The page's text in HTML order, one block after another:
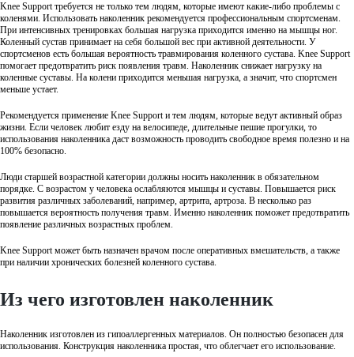
Knee Support требуется не только тем людям, которые имеют какие-либо проблемы с
коленями. Использовать наколенник рекомендуется профессиональным спортсменам.
При интенсивных тренировках большая нагрузка приходится именно на мышцы ног.
Коленный сустав принимает на себя большой вес при активной деятельности. У
спортсменов есть большая вероятность травмирования коленного сустава. Knee Support
помогает предотвратить риск появления травм. Наколенник снижает нагрузку на
коленные суставы. На колени приходится меньшая нагрузка, а значит, что спортсмен
меньше устает.
Рекомендуется применение Knee Support и тем людям, которые ведут активный образ
жизни. Если человек любит езду на велосипеде, длительные пешие прогулки, то
использования наколенника даст возможность проводить свободное время полезно и на
100% безопасно.
Люди старшей возрастной категории должны носить наколенник в обязательном
порядке. С возрастом у человека ослабляются мышцы и суставы. Повышается риск
развития различных заболеваний, например, артрита, артроза. В несколько раз
повышается вероятность получения травм. Именно наколенник поможет предотвратить
появление различных возрастных проблем.
Knee Support может быть назначен врачом после оперативных вмешательств, а также
при наличии хронических болезней коленного сустава.
Из чего изготовлен наколенник
Наколенник изготовлен из гипоаллергенных материалов. Он полностью безопасен для
использования. Конструкция наколенника простая, что облегчает его использование.